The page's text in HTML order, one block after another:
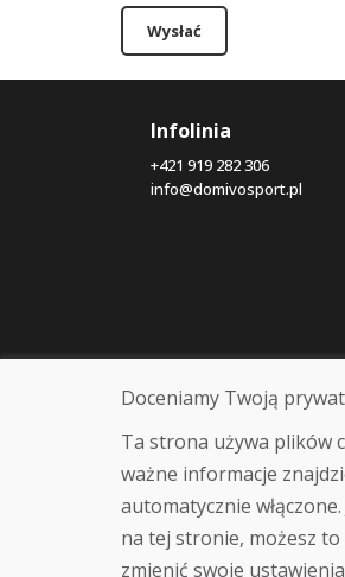
Wysłać
Infolinia
+421 919 282 306
info@domivosport.pl
Doceniamy Twoją
Ta strona używa plików
ważne informacje
automatycznie
na tej stronie, możesz to
zmienić swoje